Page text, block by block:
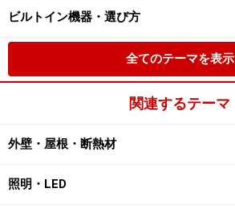
ビルトイン機器・選び方
全てのテーマを表示
関連するテーマ
外壁・屋根・断熱材
照明・LED